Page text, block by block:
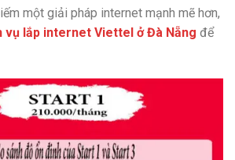
một giải pháp internet mạnh mẽ hơn,
vụ lắp internet Viettel ở Đà Nẵng để